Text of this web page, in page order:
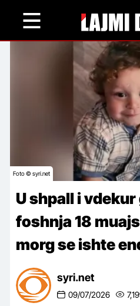
content
Foto © syri.net
U shpall i
foshnja 18
morg se ishte
syri.net
09/07/2026